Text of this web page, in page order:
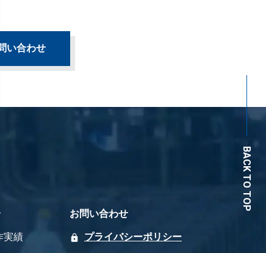
い合わせ
BACK TO TOP
実績
お問い合わせ
プライバシーポリシー